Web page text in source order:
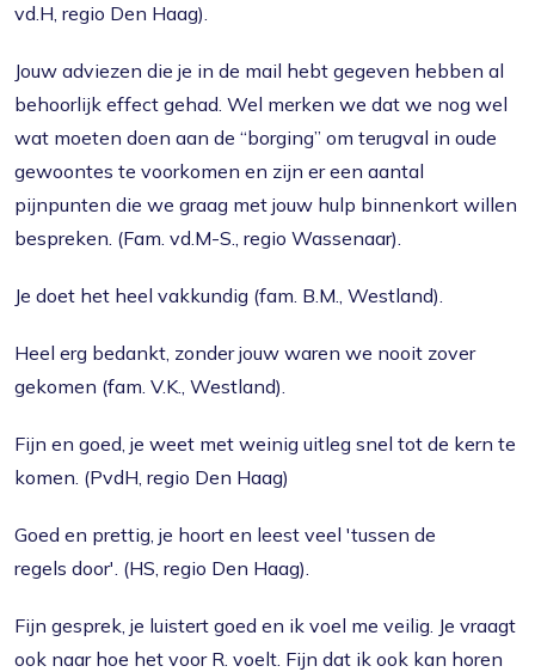
vd.H, regio Den Haag).
Jouw adviezen die je in de mail hebt gegeven hebben al
behoorlijk effect gehad. Wel merken we dat we nog wel
wat moeten doen aan de “borging” om terugval in oude
gewoontes te voorkomen en zijn er een aantal
pijnpunten die we graag met jouw hulp binnenkort willen
bespreken. (Fam. vd.M-S., regio Wassenaar).
Je doet het heel vakkundig (fam. B.M., Westland).
Heel erg bedankt, zonder jouw waren we nooit zover
gekomen (fam. V.K., Westland).
Fijn en goed, je weet met weinig uitleg snel tot de kern te
komen. (PvdH, regio Den Haag)
Goed en prettig, je hoort en leest veel 'tussen de
regels door'. (HS, regio Den Haag).
Fijn gesprek, je luistert goed en ik voel me veilig. Je vraagt
ook naar hoe het voor R. voelt. Fijn dat ik ook kan horen